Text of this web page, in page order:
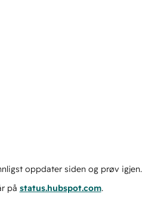
oppdater siden og prøv igjen.
på status.hubspot.com.